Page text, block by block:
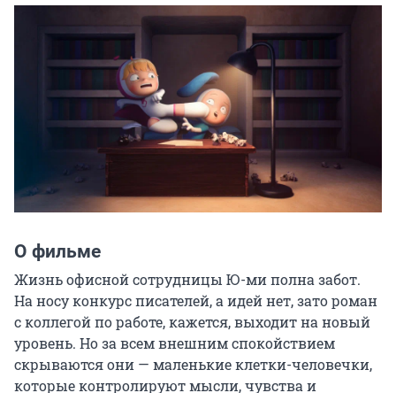
О фильме
Жизнь офисной сотрудницы Ю-ми полна забот.
На носу конкурс писателей, а идей нет, зато роман
с коллегой по работе, кажется, выходит на новый
уровень. Но за всем внешним спокойствием
скрываются они — маленькие клетки-человечки,
которые контролируют мысли, чувства и